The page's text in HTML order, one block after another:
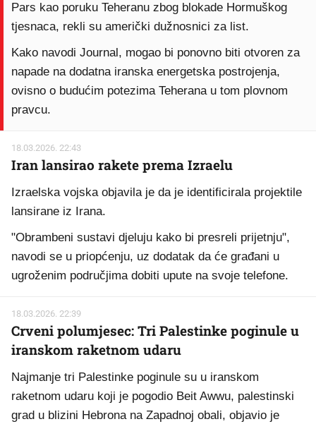
Pars kao poruku Teheranu zbog blokade Hormuškog
tjesnaca, rekli su američki dužnosnici za list.
Kako navodi Journal, mogao bi ponovno biti otvoren za
napade na dodatna iranska energetska postrojenja,
ovisno o budućim potezima Teherana u tom plovnom
pravcu.
18.03.2026. 22:43
Iran lansirao rakete prema Izraelu
Izraelska vojska objavila je da je identificirala projektile
lansirane iz Irana.
"Obrambeni sustavi djeluju kako bi presreli prijetnju",
navodi se u priopćenju, uz dodatak da će građani u
ugroženim područjima dobiti upute na svoje telefone.
18.03.2026. 22:39
Crveni polumjesec: Tri Palestinke poginule u
iranskom raketnom udaru
Najmanje tri Palestinke poginule su u iranskom
raketnom udaru koji je pogodio Beit Awwu, palestinski
grad u blizini Hebrona na Zapadnoj obali, objavio je